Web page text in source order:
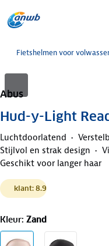
Fietshelmen voor
Abus
Hud-y-Light
Luchtdoorlatend
Stijlvol en strak design
Geschikt voor langer haar
klant: 8.9
Kleur: Zand